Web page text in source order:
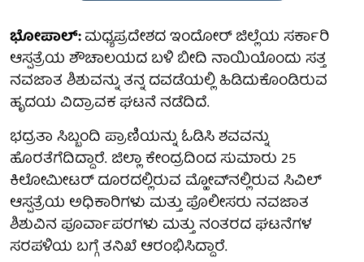
ಭೋಪಾಲ್:ಮಧ್ಯಪ್ರದೇಶದ ಇಂದೋರ್ ಜಿಲ್ಲೆಯ ಸರ್ಕಾರಿ
ಆಸ್ಪತ್ರೆಯ ಶೌಚಾಲಯದ ಬಳಿ ಬೀದಿ ನಾಯಿಯೊಂದು ಸತ್ತ
ನವಜಾತ ಶಿಶುವನ್ನು ತನ್ನ ದವಡೆಯಲ್ಲಿ ಹಿಡಿದುಕೊಂಡಿರುವ
ಹೃದಯ ವಿದ್ರಾವಕ ಘಟನೆ ನಡೆದಿದೆ.
ಭದ್ರತಾ ಸಿಬ್ಬಂದಿ ಪ್ರಾಣಿಯನ್ನು ಓಡಿಸಿ ಶವವನ್ನು
ಹೊರತೆಗೆದಿದ್ದಾರೆ. ಜಿಲ್ಲಾ ಕೇಂದ್ರದಿಂದ ಸುಮಾರು 25
ಕಿಲೋಮೀಟರ್ ದೂರದಲ್ಲಿರುವ ಮ್ಹೋವ್‌ನಲ್ಲಿರುವ ಸಿವಿಲ್
ಆಸ್ಪತ್ರೆಯ ಅಧಿಕಾರಿಗಳು ಮತ್ತು ಪೊಲೀಸರು ನವಜಾತ
ಶಿಶುವಿನ ಪೂರ್ವಾಪರಗಳು ಮತ್ತು ನಂತರದ ಘಟನೆಗಳ
ಸರಪಳಿಯ ಬಗ್ಗೆ ತನಿಖೆ ಆರಂಭಿಸಿದ್ದಾರೆ.